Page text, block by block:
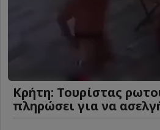
Κρήτη: Τουρίστας
πληρώσει για να